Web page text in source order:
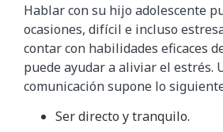
Hablar con su hijo adolescente
ocasiones, difícil e incluso
contar con habilidades eficaces
puede ayudar a aliviar el estrés.
comunicación supone lo
Ser directo y tranquilo.